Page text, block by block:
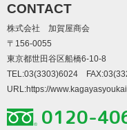
CONTACT
株式会社 加賀屋商会
〒156-0055
東京都世田谷区船橋6-10-8
TEL:03(3303)6024
URL:https://
0120-